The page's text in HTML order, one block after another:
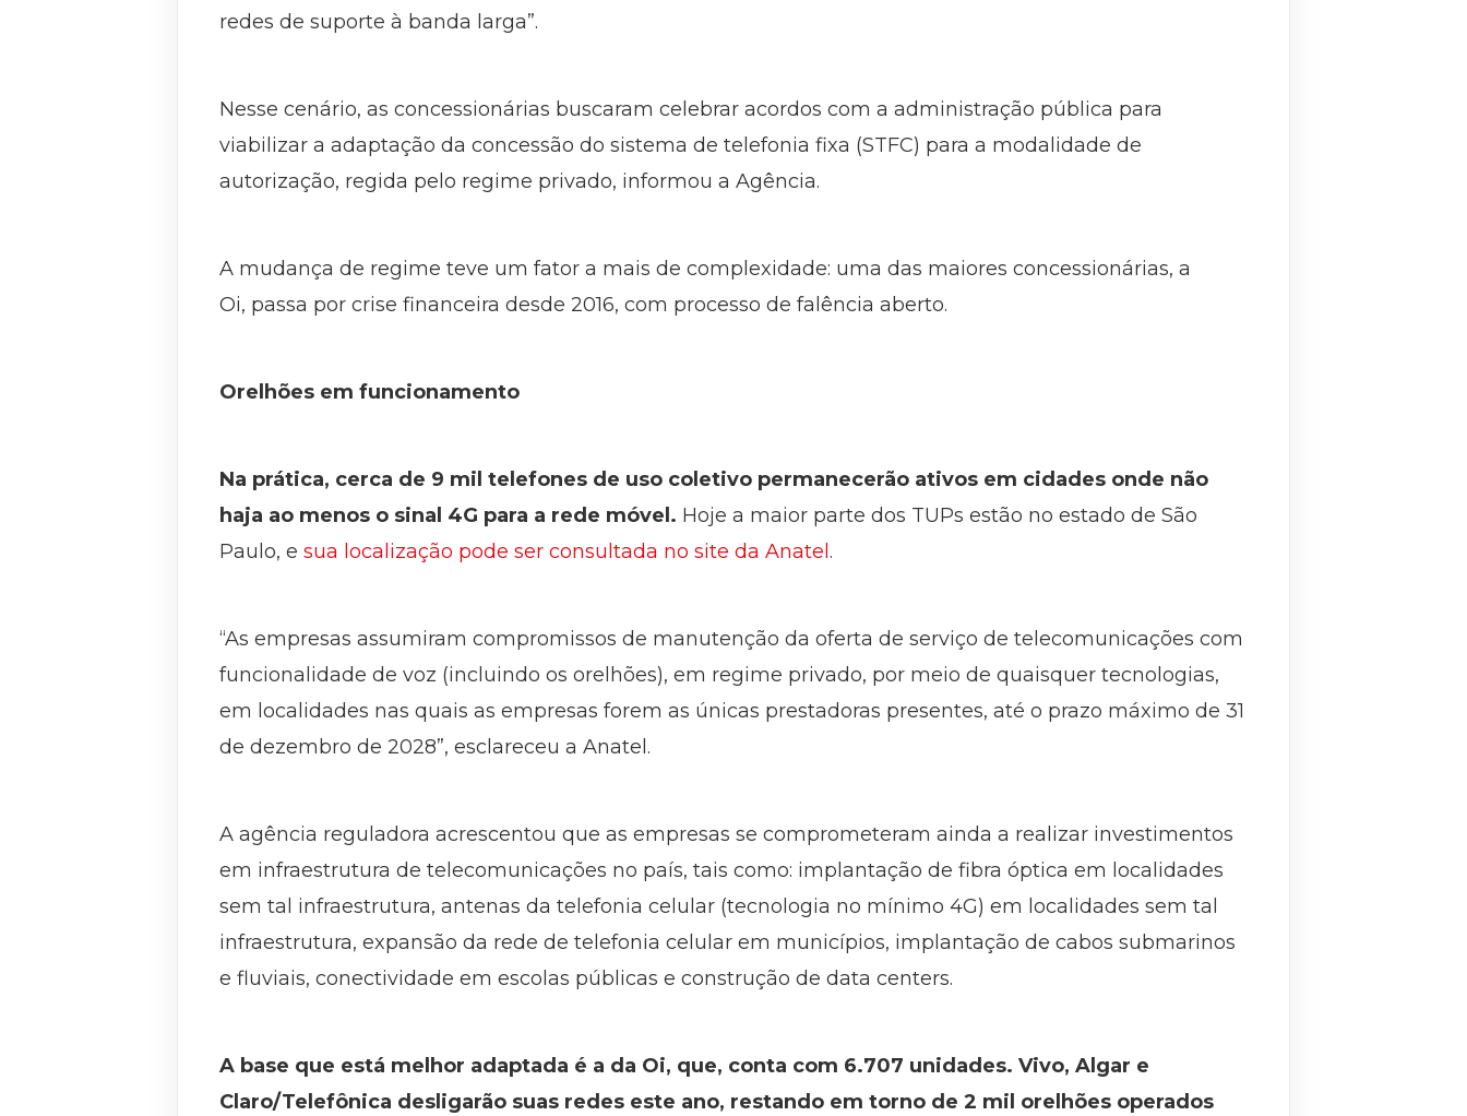
redes de suporte à banda larga”.
Nesse cenário, as concessionárias buscaram celebrar acordos com a administração pública para
viabilizar a adaptação da concessão do sistema de telefonia fixa (STFC) para a modalidade de
autorização, regida pelo regime privado, informou a Agência.
A mudança de regime teve um fator a mais de complexidade: uma das maiores concessionárias, a
Oi, passa por crise financeira desde 2016, com processo de falência aberto.
Orelhões em funcionamento
Na prática, cerca de 9 mil telefones de uso coletivo permanecerão ativos em cidades onde não
haja ao menos o sinal 4G para a rede móvel. Hoje a maior parte dos TUPs estão no estado de São
Paulo, e sua localização pode ser consultada no site da Anatel .
“As empresas assumiram compromissos de manutenção da oferta de serviço de telecomunicações com
funcionalidade de voz (incluindo os orelhões), em regime privado, por meio de quaisquer tecnologias,
em localidades nas quais as empresas forem as únicas prestadoras presentes, até o prazo máximo de 31
de dezembro de 2028”, esclareceu a Anatel.
A agência reguladora acrescentou que as empresas se comprometeram ainda a realizar investimentos
em infraestrutura de telecomunicações no país, tais como: implantação de fibra óptica em localidades
sem tal infraestrutura, antenas da telefonia celular (tecnologia no mínimo 4G) em localidades sem tal
infraestrutura, expansão da rede de telefonia celular em municípios, implantação de cabos submarinos
e fluviais, conectividade em escolas públicas e construção de data centers.
A base que está melhor adaptada é a da Oi, que, conta com 6.707 unidades. Vivo, Algar e
Claro/Telefônica desligarão suas redes este ano, restando em torno de 2 mil orelhões operados